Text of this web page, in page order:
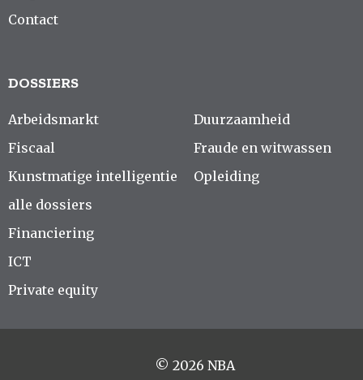
Contact
DOSSIERS
Arbeidsmarkt
Fiscaal
Kunstmatige intelligentie
alle dossiers
Duurzaamheid
Fraude en witwassen
Opleiding
Financiering
ICT
Private equity
© 2026 NBA